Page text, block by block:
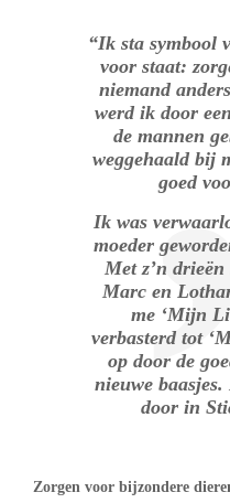
“Ik sta symbool
voor staat:
niemand
werd ik door
de mannen
weggehaald bij
goed
Ik was
moeder
Met z’n
Marc en
me ‘Mijn
verbasterd tot
op door de
nieuwe
door in
Zorgen voor bijzondere